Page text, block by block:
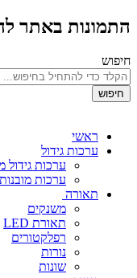
התמונות באתר
חיפוש
חיפוש
ראשי
ערכות גידול
ערכות גידול
ערכות מובנות
תאורה
משנקים
תאורת LED
רפלקטורים
נורות
שונות